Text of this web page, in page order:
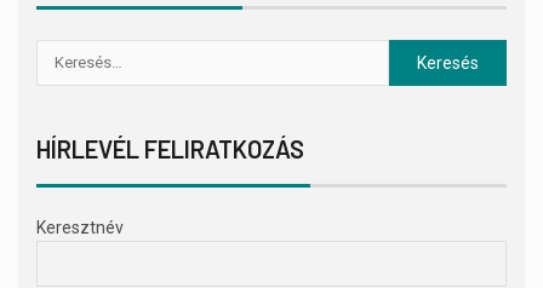
HÍRLEVÉL FELIRATKOZÁS
Keresztnév